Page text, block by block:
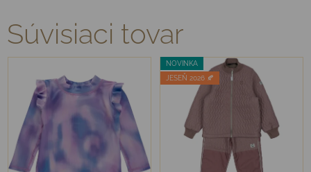
Súvisiaci tovar
NOVINKA
JESEŇ 2026 🍂